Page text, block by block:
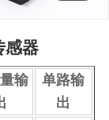
感器
输
单路输
出